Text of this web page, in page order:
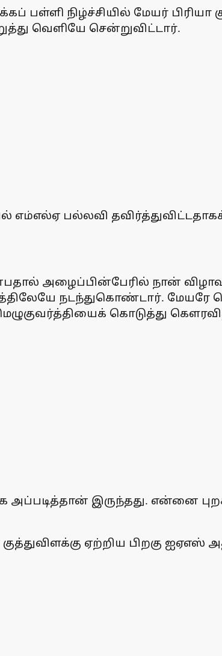
நிழ்ச்சியில் மேயர் பிரியா
வெளியே சென்றுவிட்டார்.
எம்எல்ஏ பல்லவி
அழைப்பின்பேரில் நான்
நடந்துகொண்டார். மேயரே
கொடுத்து
அப்படித்தான் இருந்தது. என்னை
ஏற்றிய பிறகு